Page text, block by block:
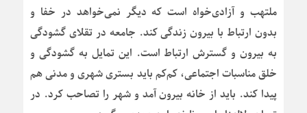
ملتهب و آزادی‌خواه است که دیگر نمی‌خواهد در خفا و
بدون ارتباط با بیرون زندگی کند. جامعه در تقلای گشودگی
به بیرون و گسترش ارتباط است. این تمایل به گشودگی و
خلق مناسبات اجتماعی، کم‌کم باید بستری شهری و مدنی هم
پیدا کند. باید از خانه بیرون آمد و شهر را تصاحب کرد. در